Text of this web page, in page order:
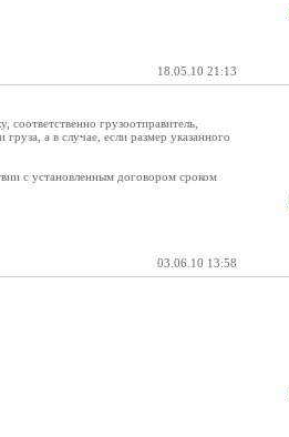
18.05.10 21:13
грузоотправитель,
а в случае, если размер указанного
с установленным договором сроком
03.06.10 13:58